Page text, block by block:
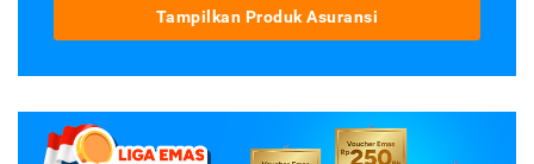
Tampilkan Produk Asuransi